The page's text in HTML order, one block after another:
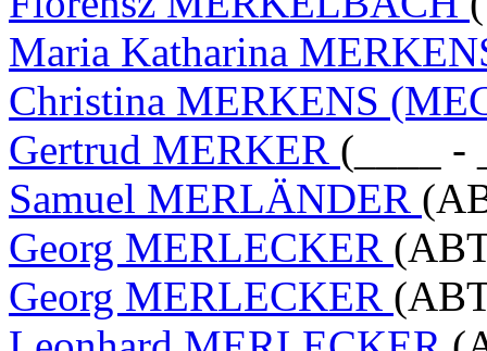
Maria Katharina
Christina MERKENS
Gertrud MERKER (____ -
Samuel MERLÄNDER
Georg MERLECKER
Georg MERLECKER